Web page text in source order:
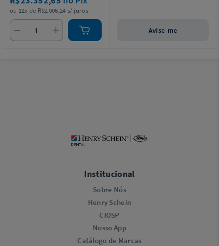
ou 12x de R$2.006,24 s/ juros
Avise-me
Institucional
Sobre Nós
Henry Schein
CIOSP
Nosso App
Catálogo de Marcas